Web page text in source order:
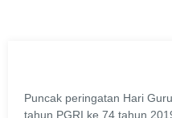
Puncak peringatan Hari
tahun PGRI ke 74 tahun